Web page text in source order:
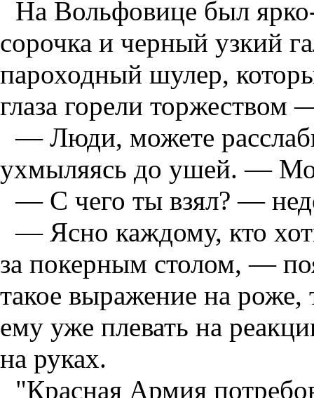
На Вольфовице был
сорочка и черный узкий
пароходный шулер,
глаза горели
— Люди, можете
ухмыляясь до ушей. —
— С чего ты взял? —
— Ясно каждому, кто
за покерным столом, —
такое выражение на
ему уже плевать на
на руках.
"Красная Армия